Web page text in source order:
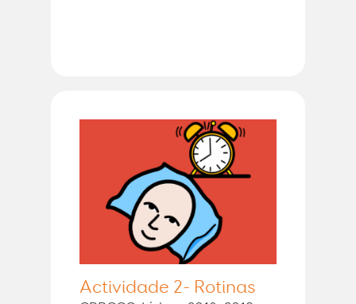
Actividade 2- Rotinas